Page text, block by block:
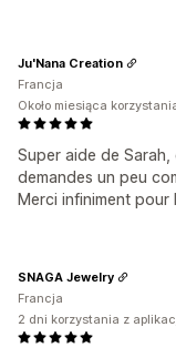
Super aide de
demandes un peu
Merci infiniment
Ju'Nana Creation
Francja
Około miesiąca
SNAGA Jewelry
Francja
2 dni korzystania z